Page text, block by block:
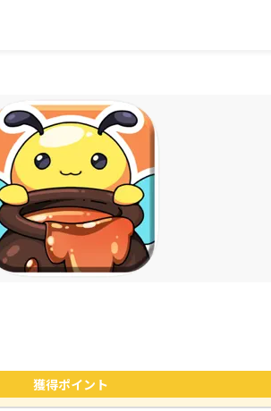
獲得ポイント